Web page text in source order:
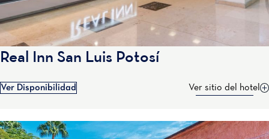
Real Inn San Luis Potosí
Ver Disponibilidad Ver sitio del hotel